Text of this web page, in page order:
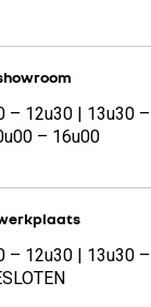
– 12u30 | 13u30
– 16u00
– 12u30 | 13u30